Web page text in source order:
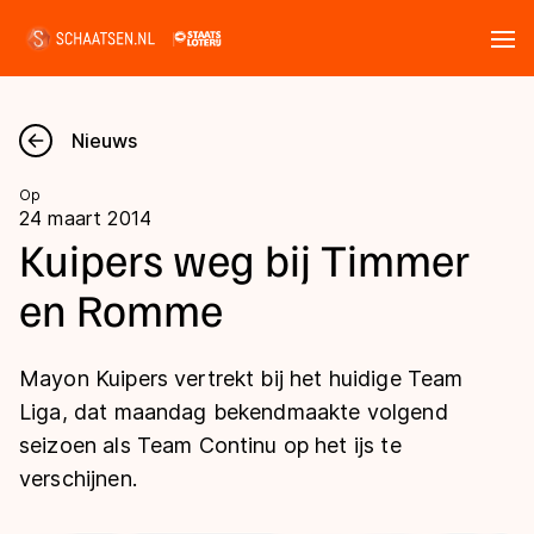
Nieuws
Kalender
Disciplines
Langebaan
Shorttrack
Inlineskaten
Uitslagen
Langebaan
Shorttrack
Tijden & historie
Nieuws
Op
24 maart 2014
Kuipers weg bij Timmer
en Romme
Mayon Kuipers vertrekt bij het huidige Team
Liga, dat maandag bekendmaakte volgend
seizoen als Team Continu op het ijs te
verschijnen.